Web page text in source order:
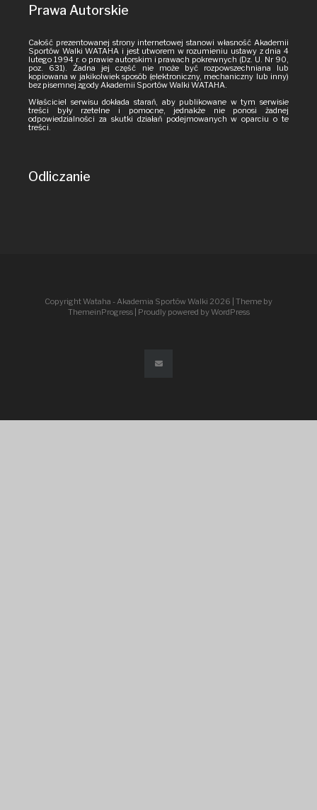
Prawa Autorskie
Całość prezentowanej strony internetowej stanowi własność Akademii
Sportów Walki WATAHA i jest utworem w rozumieniu ustawy z dnia 4
lutego 1994 r. o prawie autorskim i prawach pokrewnych (Dz. U. Nr 90,
poz. 631). Żadna jej część nie może być rozpowszechniana lub
kopiowana w jakikolwiek sposób (elektroniczny, mechaniczny lub inny)
bez pisemnej zgody Akademii Sportów Walki WATAHA.
Właściciel serwisu dokłada starań, aby publikowane w tym serwisie
treści były rzetelne i pomocne, jednakże nie ponosi żadnej
odpowiedzialności za skutki działań podejmowanych w oparciu o te
treści.
Odliczanie
Copyright Wataha - Akademia Sportów Walki 2026 | Theme by
ThemeinProgress
| Proudly powered by WordPress